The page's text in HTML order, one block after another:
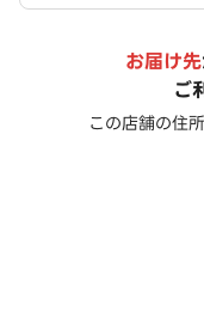
お届け先
ご
この店舗の住